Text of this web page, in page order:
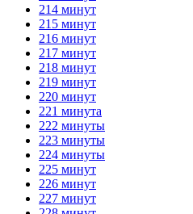
214 минут
215 минут
216 минут
217 минут
218 минут
219 минут
220 минут
221 минута
222 минуты
223 минуты
224 минуты
225 минут
226 минут
227 минут